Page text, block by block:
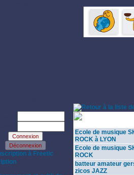
Ecole de musique
ROCK à LYON
Ecole de musique
ROCK
batteur amateur
zicos JAZZ